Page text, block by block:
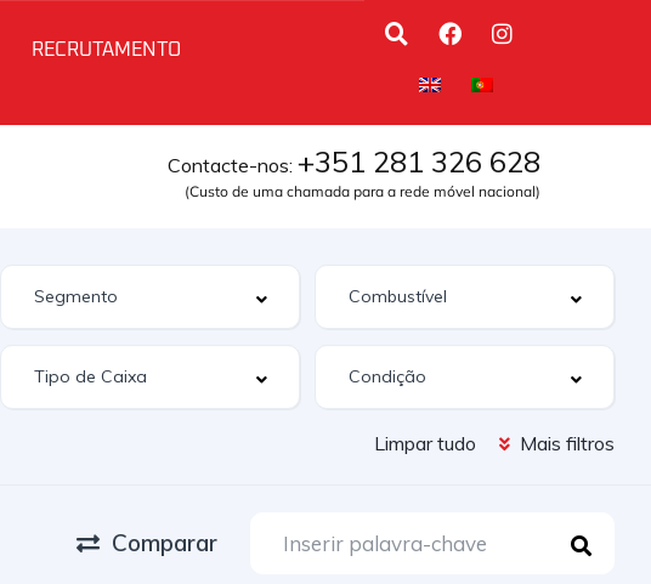
RECRUTAMENTO
Contacte-nos: +351 281 326 628
(Custo de uma chamada para a rede móvel nacional)
Limpar tudo Mais filtros
Comparar